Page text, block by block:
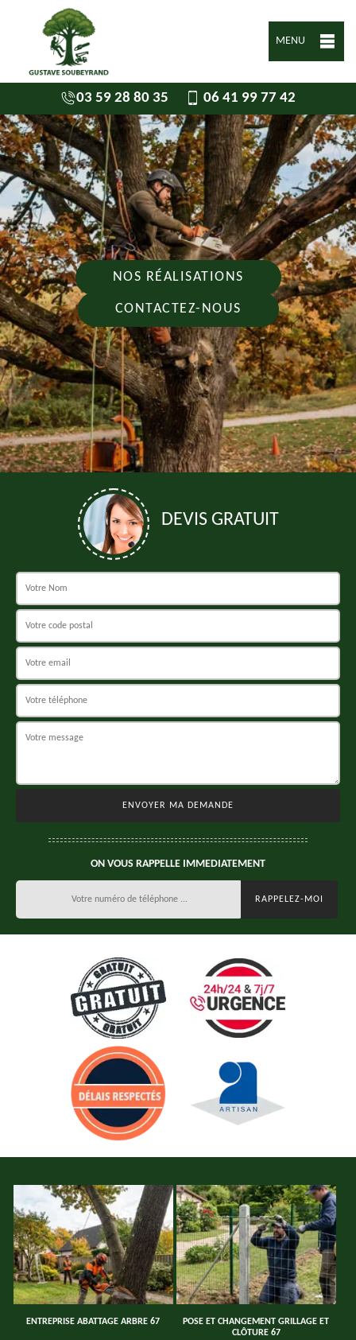
MENU
03 59 28 80 35 06 41 99 77 42
NOS RÉALISATIONS
CONTACTEZ-NOUS
DEVIS GRATUIT
ON VOUS RAPPELLE IMMEDIATEMENT
ENTREPRISE ABATTAGE ARBRE 67
POSE ET CHANGEMENT GRILLAGE ET
CLÔTURE 67